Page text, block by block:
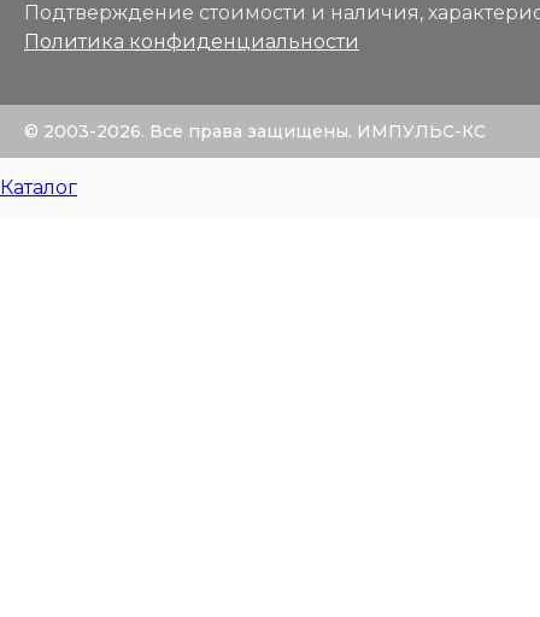
Подтверждение стоимости и наличия,
Политика конфиденциальности
© 2003-2026. Все права защищены. ИМПУЛЬС-КС
Каталог